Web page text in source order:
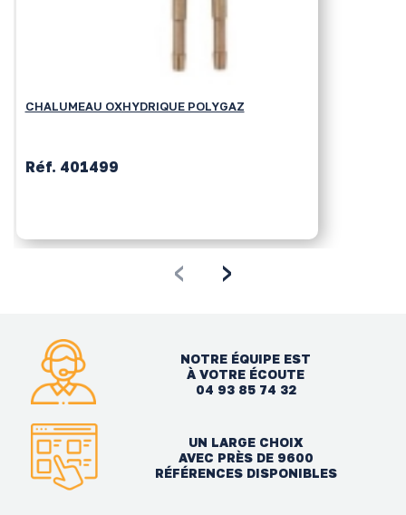
CHALUMEAU OXHYDRIQUE POLYGAZ
Réf. 401499
‹ ›
NOTRE ÉQUIPE EST
À VOTRE ÉCOUTE
04 93 85 74 32
UN LARGE CHOIX
AVEC PRÈS DE 9600
RÉFÉRENCES DISPONIBLES